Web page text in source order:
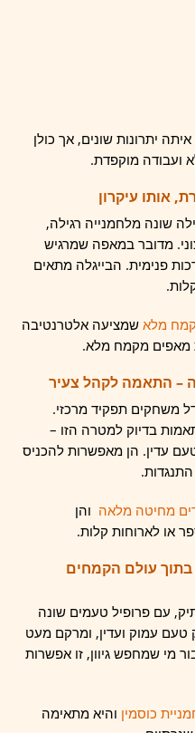
יתרונות שונים, אך כולן
ועבודה מוקפדת.
אותו עיקרון
שונה מלחמנייה רגילה,
מדובר במאפה שמרגיש
פנימית. הבייגלה מתאים
מלא שמציעה אלטרנטיבה
מאפים מקמח מלא.
– התאמה לקהל צעיר
משחקים תפקיד מרכזי.
בדיוק למטרה הזו –
עדין. הן מאפשרות להכניס
מחיטה מלאה והן
או לארוחות קלות.
בתוך עולם הקמחים
עם פרופיל טעמים שונה
טעם עמוק ועדין, ומרקם מעט
מי שמחפש גיוון, זו אפשרות
כוסמין והיא מתאימה